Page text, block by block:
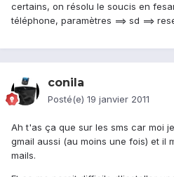
certains, on résolu le soucis en
téléphone, paramètres ==> sd ==>
conila
Posté(e) 19 janvier 2011
Ah t'as ça que sur les sms car moi
gmail aussi (au moins une fois) et il
mails.